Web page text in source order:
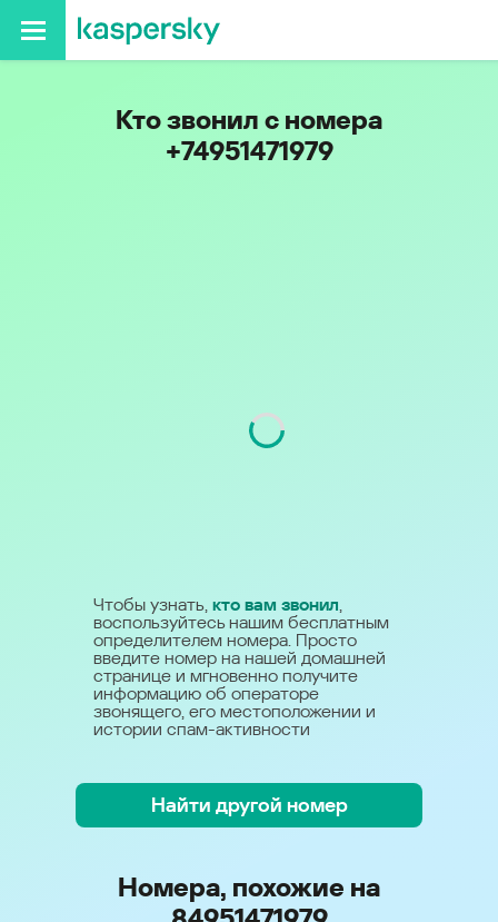
Кто звонил с номера
+74951471979
Чтобы узнать, кто вам звонил,
воспользуйтесь нашим бесплатным
определителем номера. Просто
введите номер на нашей домашней
странице и мгновенно получите
информацию об операторе
звонящего, его местоположении и
истории спам-активности
Найти другой номер
Номера, похожие на